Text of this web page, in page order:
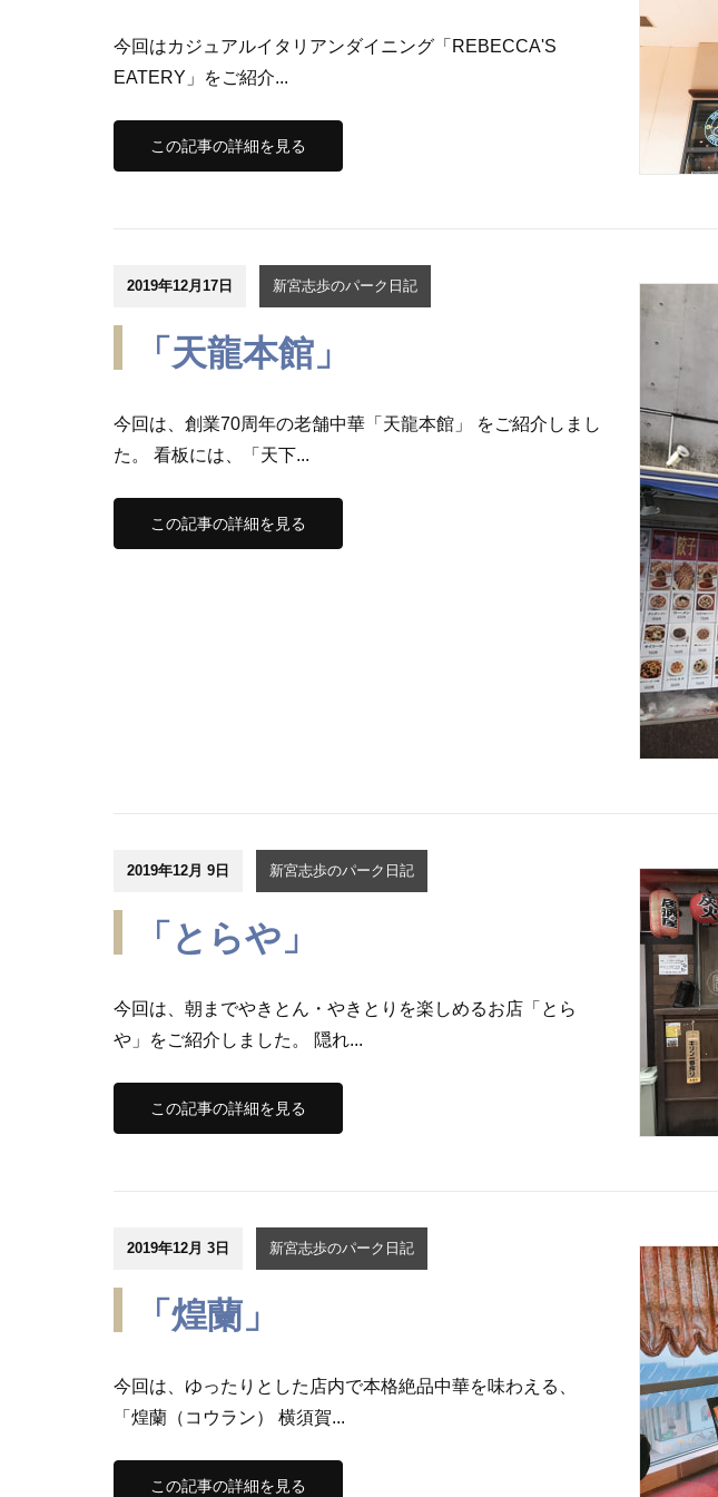
今回はカジュアルイタリアンダイニング「REBECCA'S
EATERY」をご紹介...
この記事の詳細を見る
2019年12月17日 新宮志歩のパーク日記
「天龍本館」
今回は、創業70周年の老舗中華「天龍本館」 をご紹介しまし
た。 看板には、「天下...
この記事の詳細を見る
2019年12月 9日 新宮志歩のパーク日記
「とらや」
今回は、朝までやきとん・やきとりを楽しめるお店「とら
や」をご紹介しました。 隠れ...
この記事の詳細を見る
2019年12月 3日 新宮志歩のパーク日記
「煌蘭」
今回は、ゆったりとした店内で本格絶品中華を味わえる、
「煌蘭（コウラン） 横須賀...
この記事の詳細を見る